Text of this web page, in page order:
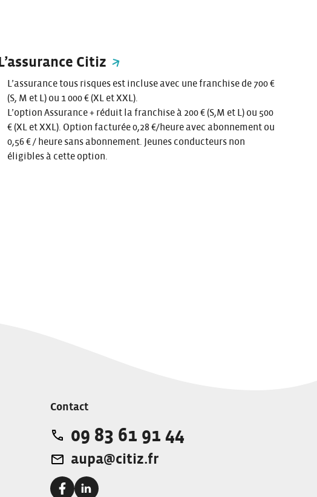
L’assurance Citiz
L’assurance tous risques est incluse avec une franchise de 700 €
(S, M et L) ou 1 000 € (XL et XXL).
L’option Assurance + réduit la franchise à 200 € (S,M et L) ou 500
€ (XL et XXL). Option facturée 0,28 €/heure avec abonnement ou
0,56 € / heure sans abonnement. Jeunes conducteurs non
éligibles à cette option.
Contact
Téléphone:
09 83 61 91 44
Adresse e-mail:
aupa@citiz.fr
Facebook:Linkedin: